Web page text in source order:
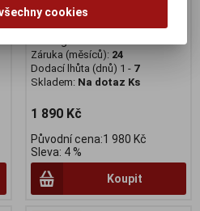
10 kolo, dlouhé vodítko
Výrobce:Shimano
Záruka (měsíců): 24
Dodací lhůta (dnů) 1 - 7
Skladem: Na dotaz Ks
1 890 Kč
Původní cena:1 980 Kč
Sleva: 4 %
Koupit
cookies